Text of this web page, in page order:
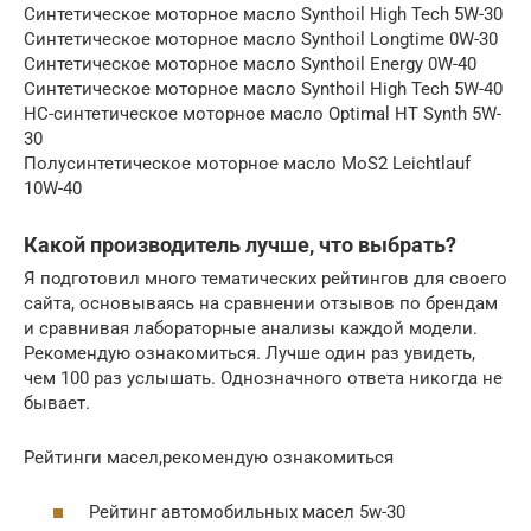
Синтетическое моторное масло Synthoil High Tech 5W-30
Синтетическое моторное масло Synthoil Longtime 0W-30
Синтетическое моторное масло Synthoil Energy 0W-40
Синтетическое моторное масло Synthoil High Tech 5W-40
НС-синтетическое моторное масло Optimal HT Synth 5W-
30
Полусинтетическое моторное масло MoS2 Leichtlauf
10W-40
Какой производитель лучше, что выбрать?
Я подготовил много тематических рейтингов для своего
сайта, основываясь на сравнении отзывов по брендам
и сравнивая лабораторные анализы каждой модели.
Рекомендую ознакомиться. Лучше один раз увидеть,
чем 100 раз услышать. Однозначного ответа никогда не
бывает.
Рейтинги масел,рекомендую ознакомиться
Рейтинг автомобильных масел 5w-30